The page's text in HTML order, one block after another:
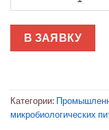
В ЗАЯВКУ
Категории:
микробиологических